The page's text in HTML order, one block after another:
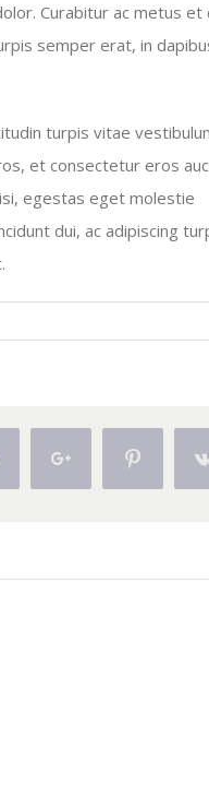
Curabitur ac metus et
semper erat, in
turpis vitae
et consectetur eros
egestas eget molestie
dui, ac adipiscing
Twitter Google+ Pinterest